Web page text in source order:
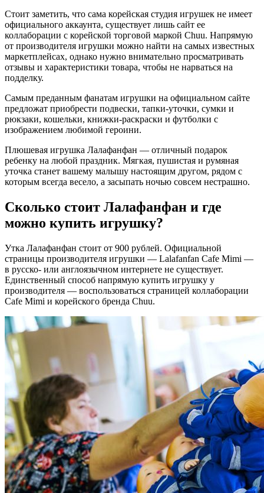
Стоит заметить, что сама корейская студия игрушек не имеет
официального аккаунта, существует лишь сайт ее
коллаборации с корейской торговой маркой Chuu. Напрямую
от производителя игрушки можно найти на самых известных
маркетплейсах, однако нужно внимательно просматривать
отзывы и характеристики товара, чтобы не нарваться на
подделку.
Самым преданным фанатам игрушки на официальном сайте
предложат приобрести подвески, тапки-уточки, сумки и
рюкзаки, кошельки, книжки-раскраски и футболки с
изображением любимой героини.
Плюшевая игрушка Лалафанфан — отличный подарок
ребенку на любой праздник. Мягкая, пушистая и румяная
уточка станет вашему малышу настоящим другом, рядом с
которым всегда весело, а засыпать ночью совсем нестрашно.
Сколько стоит Лалафанфан и где
можно купить игрушку?
Утка Лалафанфан стоит от 900 рублей. Официальной
страницы производителя игрушки — Lalafanfan Cafe Mimi —
в русско- или англоязычном интернете не существует.
Единственный способ напрямую купить игрушку у
производителя — воспользоваться страницей коллаборации
Cafe Mimi и корейского бренда Chuu.